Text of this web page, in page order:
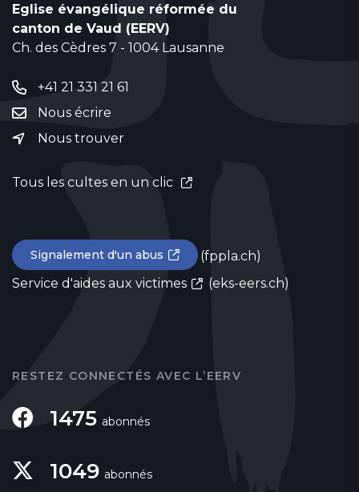
Eglise évangélique réformée du
canton de Vaud (EERV)
Ch. des Cèdres 7 - 1004 Lausanne
+41 21 331 21 61
Nous écrire
Nous trouver
Tous les cultes en un clic
Signalement d'un abus
(fppla.ch)
Service d'aides aux victimes
(eks-eers.ch)
RESTEZ CONNECTÉS AVEC L’EERV
1475 abonnés
1049 abonnés